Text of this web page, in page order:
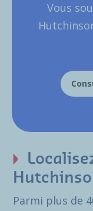
Vous
Parmi plus de